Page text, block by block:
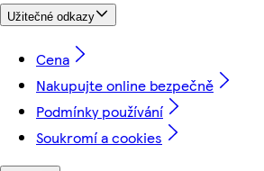
Užitečné odkazy
Cena
Nakupujte online bezpečně
Podmínky používání
Soukromí a cookies